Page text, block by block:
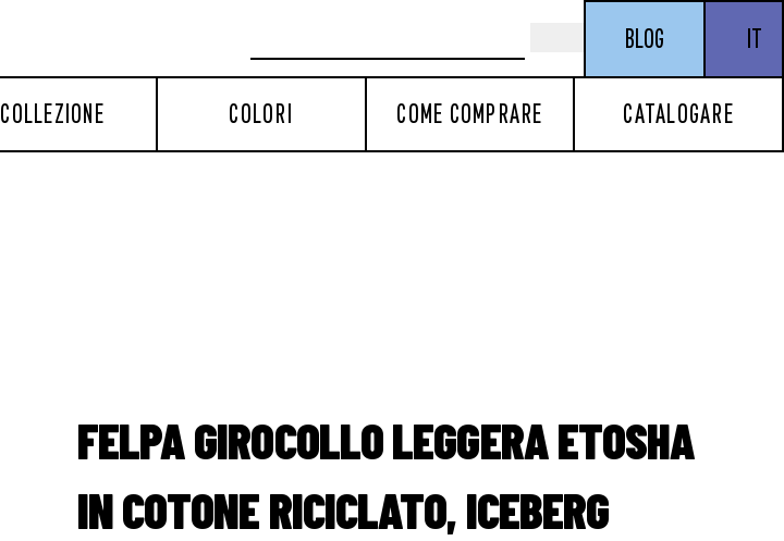
BLOG IT
COLLEZIONE COLORI COME COMPRARE CATALOGARE
FELPA GIROCOLLO LEGGERA ETOSHA
IN COTONE RICICLATO, ICEBERG